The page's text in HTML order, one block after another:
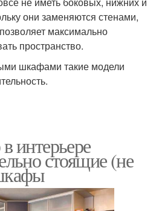
они заменяются стенами,
максимально
пространство.
шкафами такие модели
интерьере
стоящие (не